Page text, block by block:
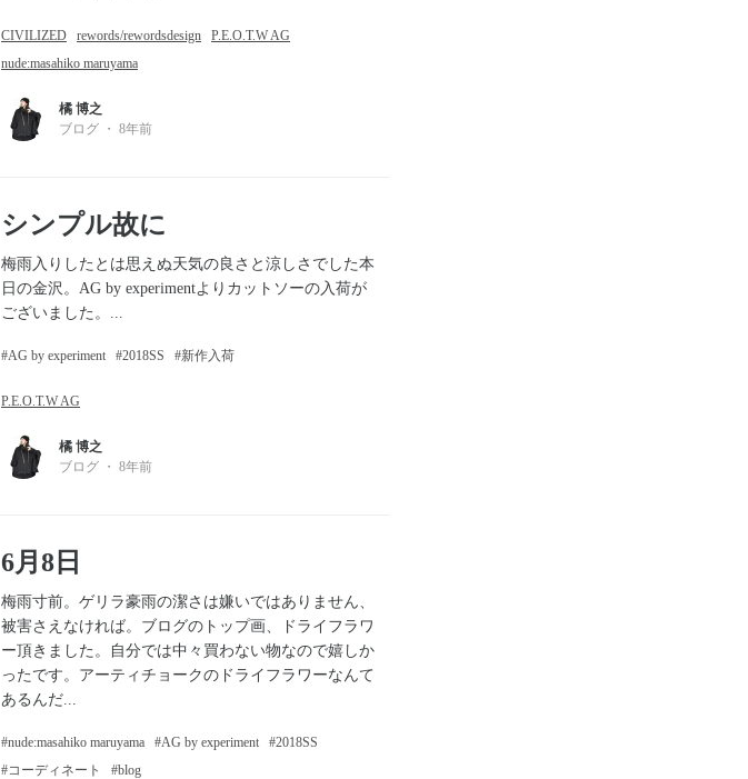
CIVILIZED rewords/rewordsdesign
P.E.O.T.W AG
nude:masahiko maruyama
橘 博之
ブログ ・ 8年前
シンプル故に
梅雨入りしたとは思えぬ天気の良さと涼しさでした本
日の金沢。AG by experimentよりカットソーの入荷が
ございました。...
AG by experiment 2018SS 新作入荷
P.E.O.T.W AG
橘 博之
ブログ ・ 8年前
6月8日
梅雨寸前。ゲリラ豪雨の潔さは嫌いではありません、
被害さえなければ。ブログのトップ画、ドライフラワ
ー頂きました。自分では中々買わない物なので嬉しか
ったです。アーティチョークのドライフラワーなんて
あるんだ...
nude:masahiko maruyama AG by experiment
2018SS
コーディネート
blog